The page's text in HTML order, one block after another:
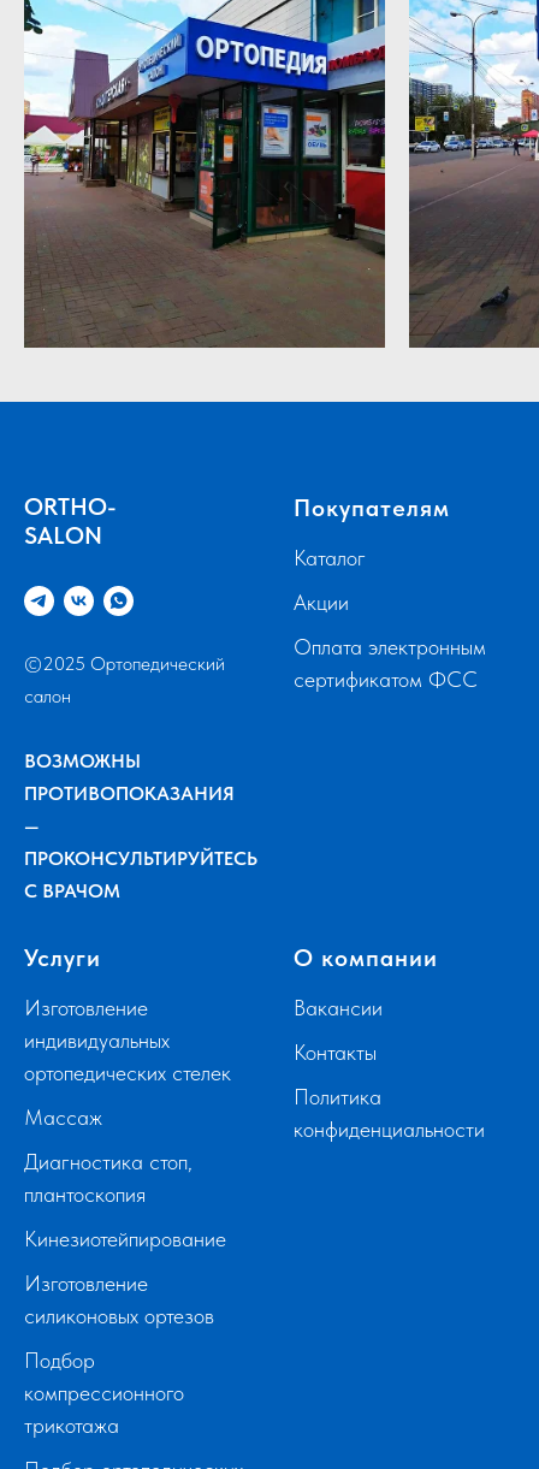
ORTHO-
SALON
©2025 Ортопедический
салон
ВОЗМОЖНЫ
ПРОТИВОПОКАЗАНИЯ
—
ПРОКОНСУЛЬТИРУЙТЕСЬ
С ВРАЧОМ
Покупателям
Каталог
Акции
Оплата электронным
сертификатом ФСС
Услуги
Изготовление
индивидуальных
ортопедических стелек
Массаж
Диагностика стоп,
плантоскопия
Кинезиотейпирование
Изготовление
силиконовых ортезов
Подбор
компрессионного
трикотажа
О компании
Вакансии
Контакты
Политика
конфиденциальности